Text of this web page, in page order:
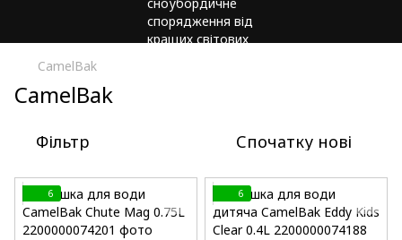
CamelBak
CamelBak
Фільтр Спочатку нові
6 6